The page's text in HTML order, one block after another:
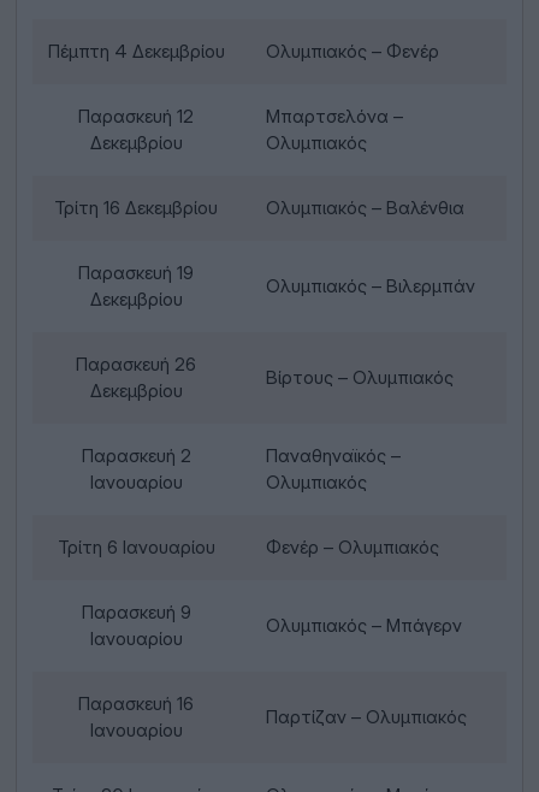
Πέμπτη 4 Δεκεμβρίου Ολυμπιακός – Φενέρ
Παρασκευή 12
Δεκεμβρίου
Μπαρτσελόνα –
Ολυμπιακός
Τρίτη 16 Δεκεμβρίου Ολυμπιακός – Βαλένθια
Παρασκευή 19
Δεκεμβρίου
Ολυμπιακός – Βιλερμπάν
Παρασκευή 26
Δεκεμβρίου
Βίρτους – Ολυμπιακός
Παρασκευή 2
Ιανουαρίου
Παναθηναϊκός –
Ολυμπιακός
Τρίτη 6 Ιανουαρίου Φενέρ – Ολυμπιακός
Παρασκευή 9
Ιανουαρίου
Ολυμπιακός – Μπάγερν
Παρασκευή 16
Ιανουαρίου
Παρτίζαν – Ολυμπιακός